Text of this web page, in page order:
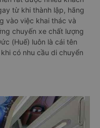
từ khi thành lập, hãng
vào việc khai thác và
chuyến xe chất lượng
(Huế) luôn là cái tên
có nhu cầu di chuyển